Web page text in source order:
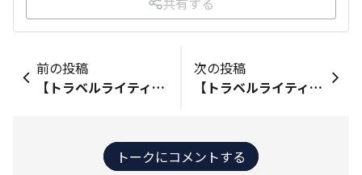
前の投稿
【トラベルライティング 】'25年2月：北海道・雪まつり（函館・札幌）⑩小樽堺町通り 昨年は初夏に【旅紀行】'24年6月：北海道・道央周遊（旭川～小樽）⑫小樽運河 https://waigaya-base.honda.co.jp/chats/1hhddfg3dnpmprxv 小樽運河クルーズに乗船した際、船頭さんから「冬景色の小樽もまた格別」と聞いたので 急遽、観に来る気になった次第です😀 ビックリ！です 「小樽運河クルーズ」就航中 北海道の空は、ピーカンの晴天だと思ったら 突然暗くなり、吹雪出す天気の変わりよう 備えて天蓋を付けた上に、ビニール窓付き そうまでして、クルーズしなくても…😅 小樽観光のメインストリート「堺町通り商店街」 端から端まで歩いても、メルヘン交差点から日銀通りまで続く約1,300m 試食の食べ歩きで、満足しそうです。 今回は8段ソフトは遠慮します😅 https://waigaya-base.honda.co.jp/chats/iczj7jf55yresgl5?tree=68quqpzdxp5o4psh&amp;tree_type=ChatComment メインの「さっぽろ雪まつり」会場に、向かう時間も考慮しつつ 限られた時間での散策なので、小樽堺町通りまでで駅へ戻ります😄 🧿
次の投稿
【トラベルライティング 】'25年2月：北海道・雪まつり（函館・札幌）⑫さっぽろテレビ塔 どうしても高い所が有ると、登りたくなるもの… 今回もついつい登ってしまいました「さっぽろテレビ塔」 足元から真っ直ぐ伸びる大通公園の景色は、絵になるハズです🤔 しかも今回は、さっぽろ雪まつりの冬景色😀 東京タワーの展望台まで、子供の頃はよく外階段での登りました （630段ぐらいだったかナ？🙄） さっぽろテレビ塔の3階まで190段ほど登ったら、ココから先はEVのみだそうです （最初からEVにすれば良かった😥） 30年ぶりの「さっぽろテレビ塔」 高さ147.2ｍですが、展望台は90mの所にあります テレビ塔と言いながら、テレビ電波は手稲山に送信施設を移設したため 現在はテレビの放送波は送信していない、観光施設😲 驚愕の事実でした😅 何とか夕方のライトアップが始まる時間まで、会場内で粘りました 展望台からの写真は予想通り このタイミングでしか、観れない（撮れない） 幻想的な雪景色のライトアップです🤩 🧿
トークにコメントする